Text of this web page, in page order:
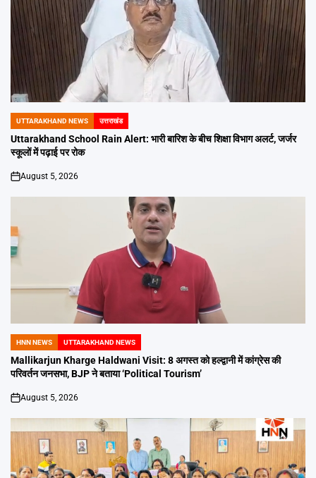
POSTED
IN
UTTARAKHAND NEWS उत्तराखंड
Uttarakhand School Rain Alert: भारी बारिश के बीच शिक्षा विभाग अलर्ट, जर्जर
स्कूलों में पढ़ाई पर रोक
on
August 5, 2026
POSTED
IN
HNN NEWS UTTARAKHAND NEWS
Mallikarjun Kharge Haldwani Visit: 8 अगस्त को हल्द्वानी में कांग्रेस की
परिवर्तन जनसभा, BJP ने बताया ‘Political Tourism’
on
August 5, 2026